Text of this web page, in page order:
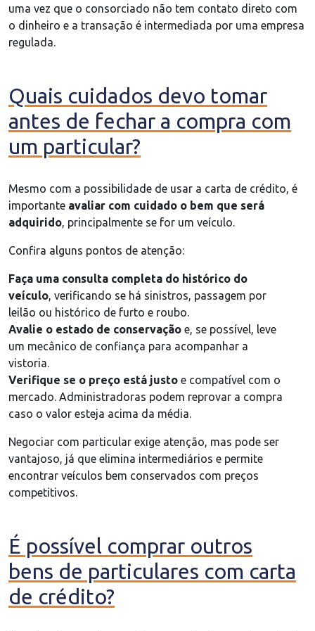
uma vez que o consorciado não tem contato direto com
o dinheiro e a transação é intermediada por uma empresa
regulada.
Quais cuidados devo tomar
antes de fechar a compra com
um particular?
Mesmo com a possibilidade de usar a carta de crédito, é
importante avaliar com cuidado o bem que será
adquirido, principalmente se for um veículo.
Confira alguns pontos de atenção:
Faça uma consulta completa do histórico do
veículo, verificando se há sinistros, passagem por
leilão ou histórico de furto e roubo.
Avalie o estado de conservação e, se possível, leve
um mecânico de confiança para acompanhar a
vistoria.
Verifique se o preço está justo e compatível com o
mercado. Administradoras podem reprovar a compra
caso o valor esteja acima da média.
Negociar com particular exige atenção, mas pode ser
vantajoso, já que elimina intermediários e permite
encontrar veículos bem conservados com preços
competitivos.
É possível comprar outros
bens de particulares com carta
de crédito?